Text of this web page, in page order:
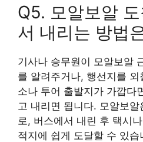
Q5. 모알보알
서 내리는 방법
기사나 승무원이 모알보알
를 알려주거나, 행선지를
소나 투어 출발지가 가깝다
고 내리면 됩니다. 모알보
로, 버스에서 내린 후 택시
적지에 쉽게 도달할 수 있습